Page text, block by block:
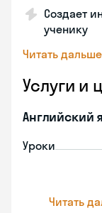
Создает
ученику
Читать дальше
Услуги и
Английский
Уроки
Читать